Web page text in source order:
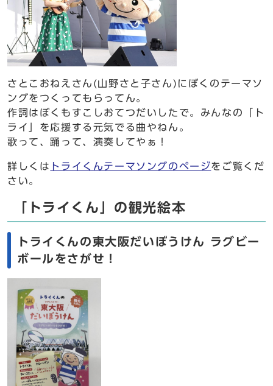
さとこおねえさん(山野さと子さん)にぼくのテーマソ
ングをつくってもらってん。
作詞はぼくもすこしおてつだいしたで。みんなの「ト
ライ」を応援する元気でる曲やねん。
歌って、踊って、演奏してやぁ！
詳しくは トライくんテーマソングのページをご覧くだ
さい。
「トライくん」の観光絵本
トライくんの東大阪だいぼうけん ラグビー
ボールをさがせ！